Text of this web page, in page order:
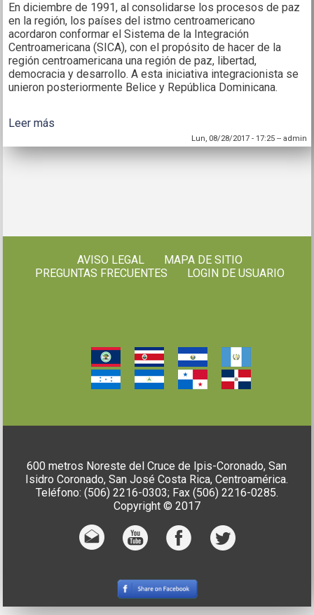
En diciembre de 1991, al consolidarse los procesos de paz
en la región, los países del istmo centroamericano
acordaron conformar el Sistema de la Integración
Centroamericana (SICA), con el propósito de hacer de la
región centroamericana una región de paz, libertad,
democracia y desarrollo. A esta iniciativa integracionista se
unieron posteriormente Belice y República Dominicana.
Leer más
Lun, 08/28/2017 - 17:25-- admin
AVISO LEGAL
MAPA DE SITIO
PREGUNTAS FRECUENTES
LOGIN DE USUARIO
600 metros Noreste del Cruce de Ipis-Coronado, San
Isidro Coronado, San José Costa Rica, Centroamérica.
Teléfono: (506) 2216-0303; Fax (506) 2216-0285.
Copyright © 2017